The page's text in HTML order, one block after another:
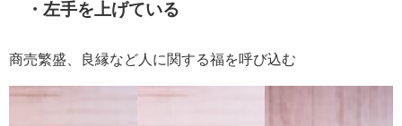
・左手を上げている
商売繁盛、良縁など人に関する福を呼び込む